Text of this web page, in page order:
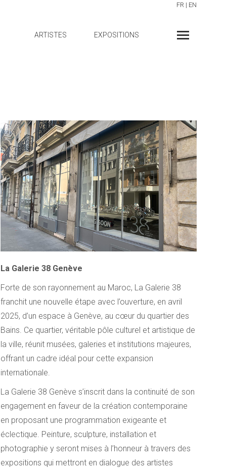
FR | EN
ARTISTES EXPOSITIONS
La Galerie 38 Genève
Forte de son rayonnement au Maroc, La Galerie 38
franchit une nouvelle étape avec l’ouverture, en avril
2025, d’un espace à Genève, au cœur du quartier des
Bains. Ce quartier, véritable pôle culturel et artistique de
la ville, réunit musées, galeries et institutions majeures,
offrant un cadre idéal pour cette expansion
internationale.
La Galerie 38 Genève s’inscrit dans la continuité de son
engagement en faveur de la création contemporaine
en proposant une programmation exigeante et
éclectique. Peinture, sculpture, installation et
photographie y seront mises à l’honneur à travers des
expositions qui mettront en dialogue des artistes